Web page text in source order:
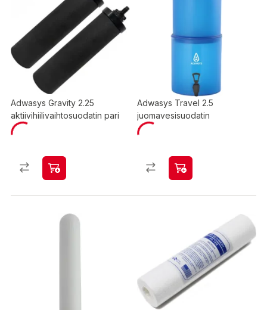
Adwasys Gravity 2.25
aktiivihiilivaihtosuodatin pari
Adwasys Travel 2.5
juomavesisuodatin